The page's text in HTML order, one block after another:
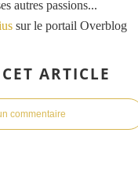
autres passions...
sur le portail Overblog
ARTICLE
commentaire